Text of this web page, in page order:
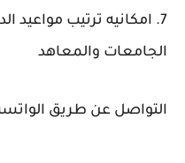
7. امكانيه ترتيب مواعيد
الجامعات والمعاهد
التواصل عن طريق الواتسب